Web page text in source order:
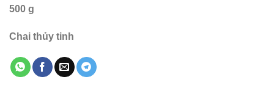
500 g
Chai thủy tinh